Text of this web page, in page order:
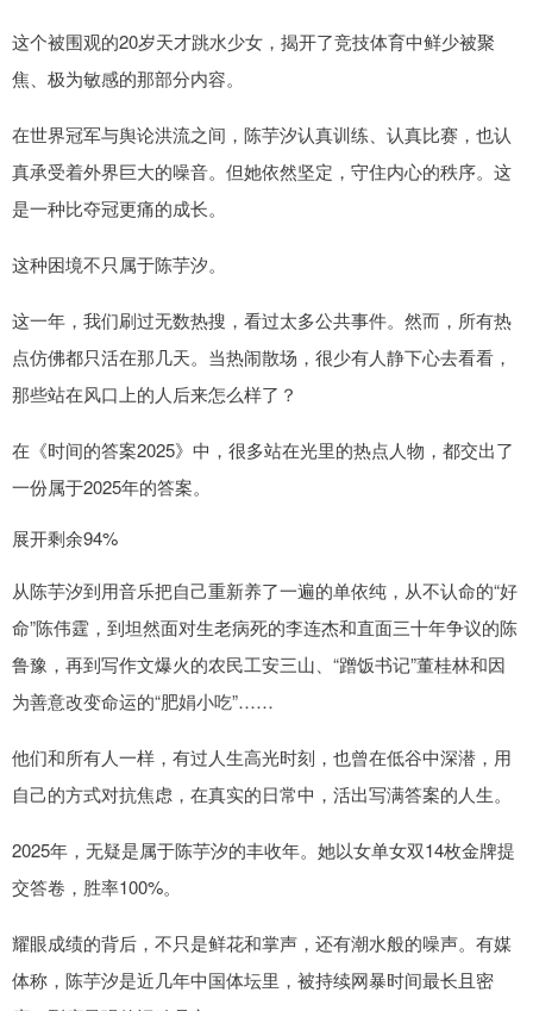
这个被围观的20岁天才跳水少女，揭开了竞技体育中鲜少被聚
焦、极为敏感的那部分内容。
在世界冠军与舆论洪流之间，陈芋汐认真训练、认真比赛，也认
真承受着外界巨大的噪音。但她依然坚定，守住内心的秩序。这
是一种比夺冠更痛的成长。
这种困境不只属于陈芋汐。
这一年，我们刷过无数热搜，看过太多公共事件。然而，所有热
点仿佛都只活在那几天。当热闹散场，很少有人静下心去看看，
那些站在风口上的人后来怎么样了？
在《时间的答案2025》中，很多站在光里的热点人物，都交出了
一份属于2025年的答案。
展开剩余94%
从陈芋汐到用音乐把自己重新养了一遍的单依纯，从不认命的“好
命”陈伟霆，到坦然面对生老病死的李连杰和直面三十年争议的陈
鲁豫，再到写作文爆火的农民工安三山、“蹭饭书记”董桂林和因
为善意改变命运的“肥娟小吃”……
他们和所有人一样，有过人生高光时刻，也曾在低谷中深潜，用
自己的方式对抗焦虑，在真实的日常中，活出写满答案的人生。
2025年，无疑是属于陈芋汐的丰收年。她以女单女双14枚金牌提
交答卷，胜率100%。
耀眼成绩的背后，不只是鲜花和掌声，还有潮水般的噪声。有媒
体称，陈芋汐是近几年中国体坛里，被持续网暴时间最长且密